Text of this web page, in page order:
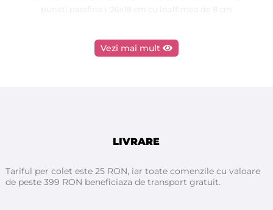
puneti parafina ) :26x18 cm cu inaltimea de 8 cm
Garantie 12 luni.
Vezi mai mult
LIVRARE
Tariful per colet este 25 RON, iar toate comenzile cu valoare
de peste 399 RON beneficiaza de transport gratuit.